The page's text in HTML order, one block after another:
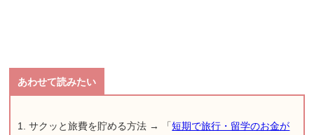
1. サクッと旅費を貯める方法 → 「短期で旅行・留学のお金が